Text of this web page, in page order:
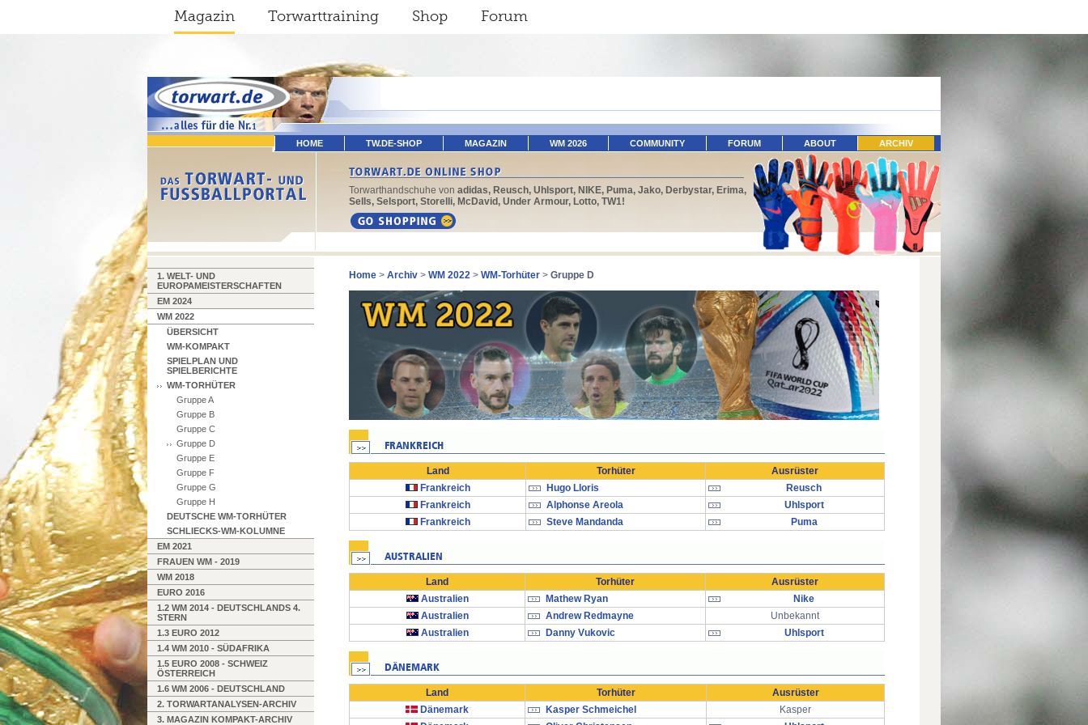
Magazin Torwarttraining Shop Forum
HOME TW.DE-SHOP MAGAZIN WM 2026 COMMUNITY FORUM ABOUT ARCHIV
Torwarthandschuhe von adidas, Reusch, Uhlsport, NIKE, Puma, Jako, Derbystar, Erima,
Sells, Selsport, Storelli, McDavid, Under Armour, Lotto, TW1!
1. WELT- UND
EUROPAMEISTERSCHAFTEN
EM 2024
WM 2022
ÜBERSICHT
WM-KOMPAKT
SPIELPLAN UND
SPIELBERICHTE
WM-TORHÜTER
Gruppe A
Gruppe B
Gruppe C
Gruppe D
Gruppe E
Gruppe F
Gruppe G
Gruppe H
DEUTSCHE WM-TORHÜTER
SCHLIECKS-WM-KOLUMNE
EM 2021
FRAUEN WM - 2019
WM 2018
EURO 2016
1.2 WM 2014 - DEUTSCHLANDS 4.
STERN
1.3 EURO 2012
1.4 WM 2010 - SÜDAFRIKA
1.5 EURO 2008 - SCHWEIZ
ÖSTERREICH
1.6 WM 2006 - DEUTSCHLAND
2. TORWARTANALYSEN-ARCHIV
3. MAGAZIN KOMPAKT-ARCHIV
Home > Archiv > WM 2022 > WM-Torhüter > Gruppe D
Land Torhüter
Ausrüster
Frankreich
Hugo Lloris
Reusch
Frankreich
Alphonse Areola
Uhlsport
Frankreich
Steve Mandanda Puma
Land Torhüter
Ausrüster
Australien
Mathew Ryan
Nike
Australien
Andrew Redmayne
Unbekannt
Australien
Danny Vukovic Uhlsport
Land Torhüter
Ausrüster
Dänemark
Kasper Schmeichel
Kasper